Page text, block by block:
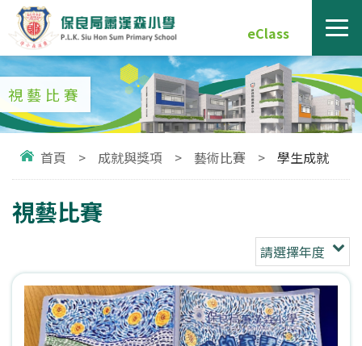
eClass
視藝比賽
首頁 > 成就與獎項 > 藝術比賽 > 學生成就
視藝比賽
請選擇年度